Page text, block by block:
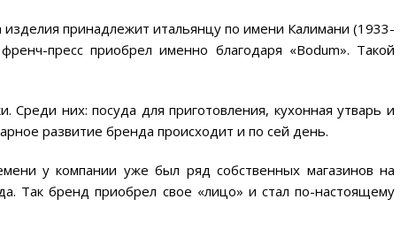
изделия принадлежит итальянцу по имени Калимани (1933-
пресс приобрел именно благодаря «Bodum». Такой
Среди них: посуда для приготовления, кухонная утварь и
развитие бренда происходит и по сей день.
у компании уже был ряд собственных магазинов на
Так бренд приобрел свое «лицо» и стал по-настоящему